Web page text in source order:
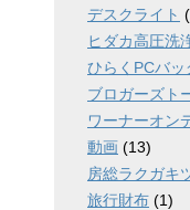
デスクライト
ヒダカ高圧洗
ひらくPCバッ
ブロガーズト
ワーナーオン
動画 (13)
房総ラクガキ
旅行財布 (1)